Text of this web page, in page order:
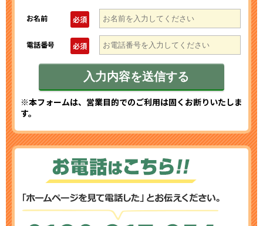
お名前 必須
電話番号 必須
※本フォームは、営業目的でのご利用は固くお断りいたしま
す。